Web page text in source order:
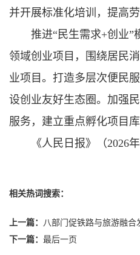
并开展标准化培训，提高
推进“民生需求+创业”
领域创业项目，围绕居民
业项目。打造多层次便民
设创业友好生态圈。加强
服务，建立重点孵化项目库
《人民日报》（2026
相关热词搜索：
上一篇： 八部门促铁路与旅游融合
下一篇： 最后一页